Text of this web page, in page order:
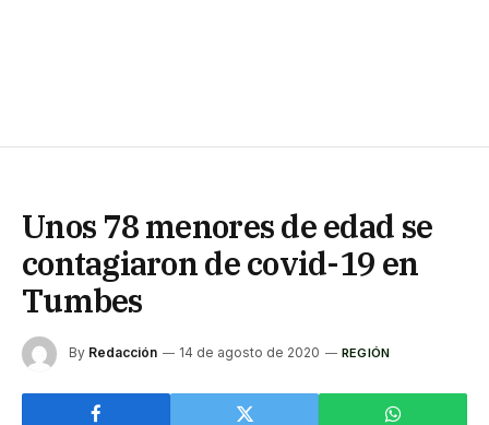
Unos 78 menores de edad se
contagiaron de covid-19 en
Tumbes
By Redacción 14 de agosto de 2020 REGIÓN